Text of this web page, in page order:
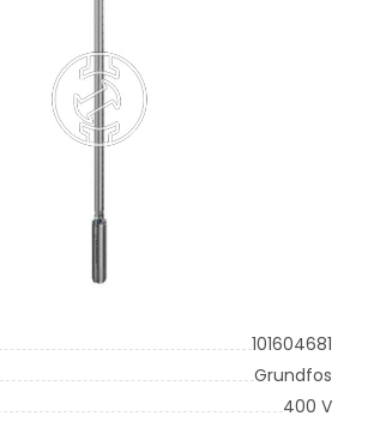
101604681
Grundfos
400 V